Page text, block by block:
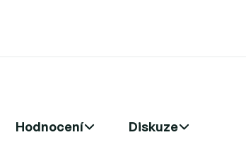
Hodnocení Diskuze